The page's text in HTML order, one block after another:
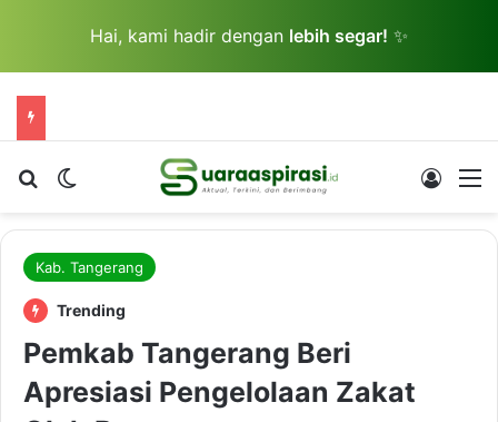
Hai, kami hadir dengan lebih segar! ✨
Cari berita...Switch skin Log In
Kab. Tangerang
Trending
Pemkab Tangerang Beri
Apresiasi Pengelolaan Zakat